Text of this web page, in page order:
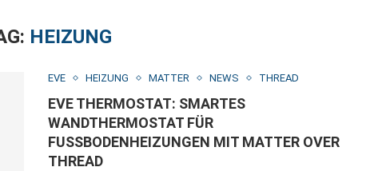
HEIZUNG
EVE HEIZUNG MATTER NEWS THREAD
EVE THERMOSTAT: SMARTES
WANDTHERMOSTAT FÜR
FUSSBODENHEIZUNGEN MIT MATTER OVER T
HREAD